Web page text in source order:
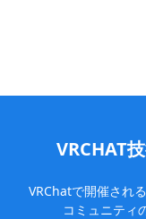
VRCHAT
VRChatで開催され
コミュニティ